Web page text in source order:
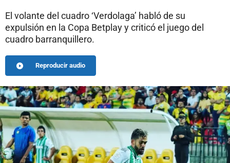
El volante del cuadro ‘Verdolaga’ habló de su
expulsión en la Copa Betplay y criticó el juego del
cuadro barranquillero.
Reproducir audio